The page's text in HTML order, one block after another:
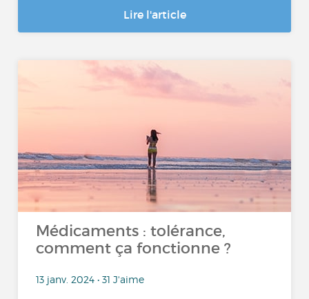
Lire l'article
Médicaments : tolérance,
comment ça fonctionne ?
13 janv. 2024 • 31 J'aime